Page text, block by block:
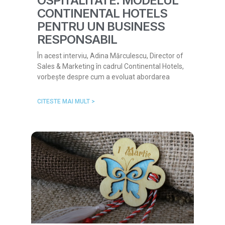
CONTINENTAL HOTELS
PENTRU UN BUSINESS
RESPONSABIL
În acest interviu, Adina Mărculescu, Director of
Sales & Marketing în cadrul Continental Hotels,
vorbește despre cum a evoluat abordarea
CITESTE MAI MULT >